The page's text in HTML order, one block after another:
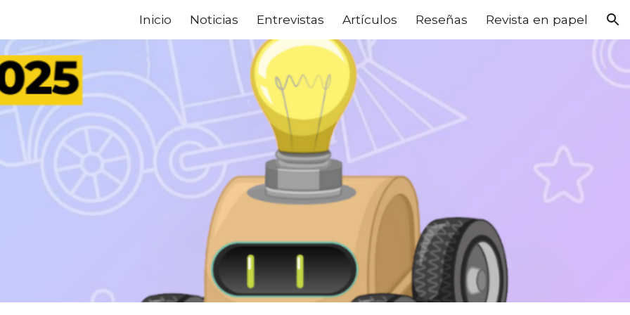
Skip to navigation
Inicio Noticias Entrevistas Artículos Reseñas Revista en papel